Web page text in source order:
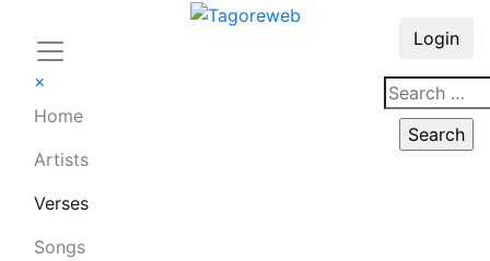
×
Home
Artists
Verses
Songs
Login